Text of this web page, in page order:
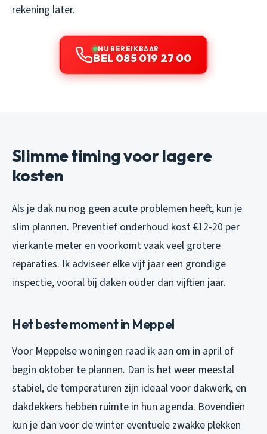
rekening later.
NU BEREIKBAAR
BEL 085 019 27 00
Slimme timing voor lagere
kosten
Als je dak nu nog geen acute problemen heeft, kun je
slim plannen. Preventief onderhoud kost €12-20 per
vierkante meter en voorkomt vaak veel grotere
reparaties. Ik adviseer elke vijf jaar een grondige
inspectie, vooral bij daken ouder dan vijftien jaar.
Het beste moment in Meppel
Voor Meppelse woningen raad ik aan om in april of
begin oktober te plannen. Dan is het weer meestal
stabiel, de temperaturen zijn ideaal voor dakwerk, en
dakdekkers hebben ruimte in hun agenda. Bovendien
kun je dan voor de winter eventuele zwakke plekken